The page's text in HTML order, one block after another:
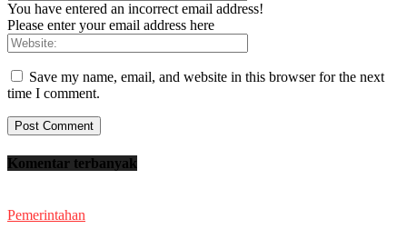
You have entered an incorrect email address!
Please enter your email address here
Save my name, email, and website in this browser for the next
time I comment.
Komentar terbanyak
Pemerintahan